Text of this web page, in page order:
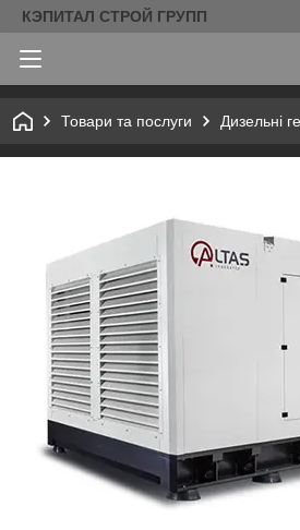
КЭПИТАЛ СТРОЙ ГРУПП
Товари та послуги Дизельні